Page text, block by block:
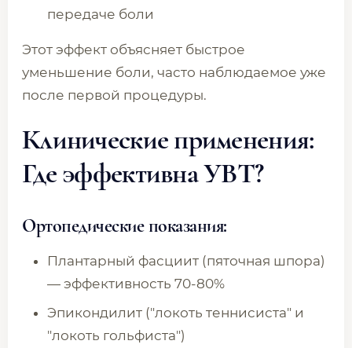
передаче боли
Этот эффект объясняет быстрое
уменьшение боли, часто наблюдаемое уже
после первой процедуры.
Клинические применения:
Где эффективна УВТ?
Ортопедические показания:
Плантарный фасциит (пяточная шпора)
— эффективность 70-80%
Эпикондилит ("локоть теннисиста" и
"локоть гольфиста")